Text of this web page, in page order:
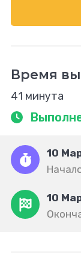
Время
41 минута
10
10